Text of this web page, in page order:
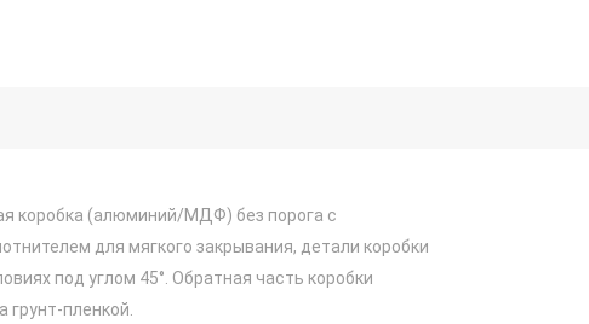
коробка (алюминий/МДФ) без порога с
для мягкого закрывания, детали коробки
под углом 45°. Обратная часть коробки
пленкой.